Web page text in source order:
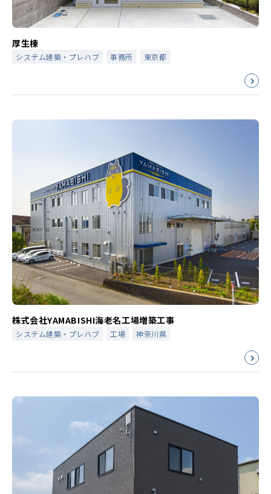
厚生棟
システム建築・プレハブ 事務所 東京都
株式会社YAMABISHI海老名工場増築工事
システム建築・プレハブ 工場 神奈川県